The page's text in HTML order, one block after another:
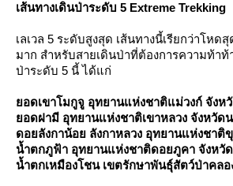
เส้นทางเดินป่าระดับ 5 Extreme Trekking
เลเวล 5 ระดับสูงสุด เส้นทางนี้เรียกว่าโหด
มาก สำหรับสายเดินป่าที่ต้องการความท้า
ป่าระดับ 5 นี้ ได้แก่
อดเขาโมกูจู อุทยานแห่งชาติแม่วงก์ จังห
อดฝามี อุทยานแห่งชาติเขาหลวง จังหวัด
ดอยลังกาน้อย ลังกาหลวง อุทยานแห่งชา
น้ำตกภูฟ้า อุทยานแห่งชาติดอยภูคา จังหวั
น้ำตกเหมืองโชน เขตรักษาพันธุ์สัตว์ป่าคลอ